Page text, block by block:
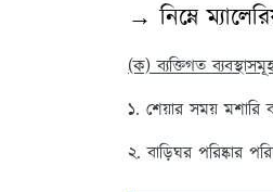
→ নিম্নে
(ক) ব্যক্তিগত
১. শেয়ার সময় মশারি
২. বাড়িঘর পরিষ্কার